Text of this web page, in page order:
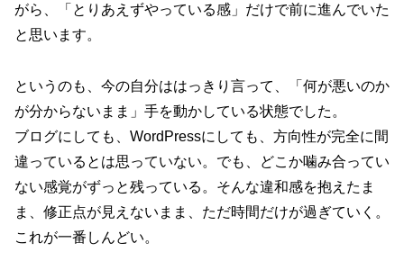
がら、「とりあえずやっている感」だけで前に進んでいた
と思います。
というのも、今の自分ははっきり言って、「何が悪いのか
が分からないまま」手を動かしている状態でした。
ブログにしても、WordPressにしても、方向性が完全に間
違っているとは思っていない。でも、どこか噛み合ってい
ない感覚がずっと残っている。そんな違和感を抱えたま
ま、修正点が見えないまま、ただ時間だけが過ぎていく。
これが一番しんどい。